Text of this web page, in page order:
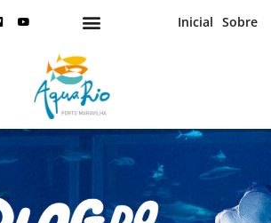
Inicial Sobre